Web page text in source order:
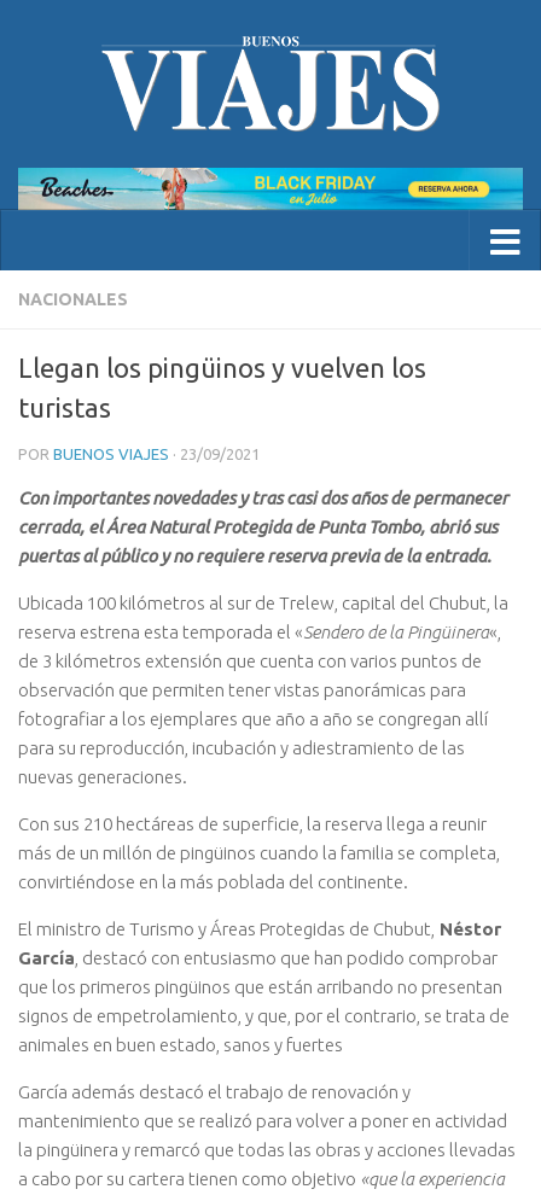
NACIONALES
Llegan los pingüinos y vuelven los
turistas
POR BUENOS VIAJES · 23/09/2021
Con importantes novedades y tras casi dos años de permanecer
cerrada, el Área Natural Protegida de Punta Tombo, abrió sus
puertas al público y no requiere reserva previa de la entrada.
Ubicada 100 kilómetros al sur de Trelew, capital del Chubut, la
reserva estrena esta temporada el «Sendero de la Pingüinera«,
de 3 kilómetros extensión que cuenta con varios puntos de
observación que permiten tener vistas panorámicas para
fotografiar a los ejemplares que año a año se congregan allí
para su reproducción, incubación y adiestramiento de las
nuevas generaciones.
Con sus 210 hectáreas de superficie, la reserva llega a reunir
más de un millón de pingüinos cuando la familia se completa,
convirtiéndose en la más poblada del continente.
El ministro de Turismo y Áreas Protegidas de Chubut, Néstor
García , destacó con entusiasmo que han podido comprobar
que los primeros pingüinos que están arribando no presentan
signos de empetrolamiento, y que, por el contrario, se trata de
animales en buen estado, sanos y fuertes
García además destacó el trabajo de renovación y
mantenimiento que se realizó para volver a poner en actividad
la pingüinera y remarcó que todas las obras y acciones llevadas
a cabo por su cartera tienen como objetivo «que la experiencia